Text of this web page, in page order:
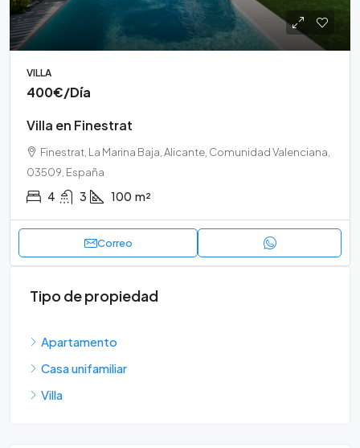
VILLA
400€/Día
Villa en Finestrat
Finestrat, La Marina Baja, Alicante, Comunidad Valenciana,
03509, España
4 3 100 m²
Correo
Tipo de propiedad
Apartamento
Casa unifamiliar
Villa